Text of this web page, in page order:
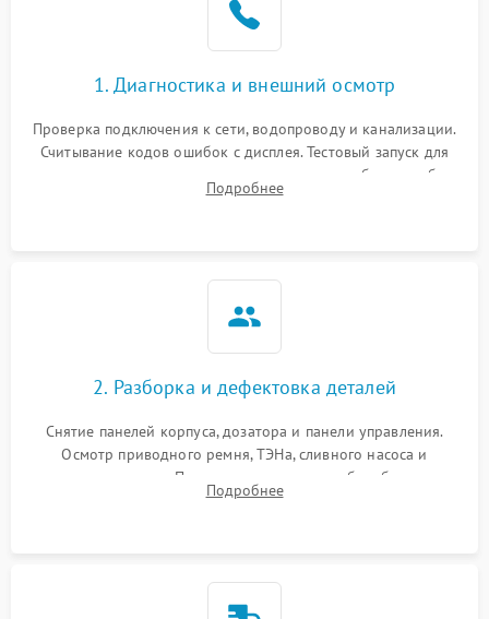
1. Диагностика и внешний осмотр
Проверка подключения к сети, водопроводу и канализации.
Считывание кодов ошибок с дисплея. Тестовый запуск для
выявления посторонних шумов, протечек или сбоев в работе
электронного модуля управления.
Подробнее
2. Разборка и дефектовка деталей
Снятие панелей корпуса, дозатора и панели управления.
Осмотр приводного ремня, ТЭНа, сливного насоса и
амортизаторов. Проверка подшипников барабана и
крестовины на износ, а манжеты люка на разрывы.
Подробнее